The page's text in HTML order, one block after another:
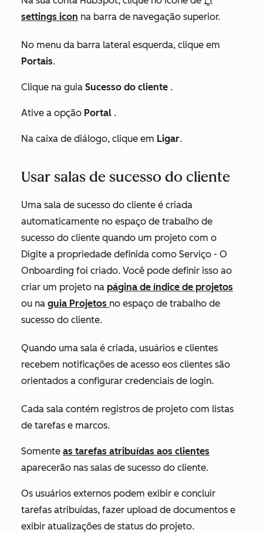
settings icon na barra de navegação superior.
No menu da barra lateral esquerda, clique em
Portais.
Clique na guia Sucesso do cliente .
Ative a opção Portal .
Na caixa de diálogo, clique em Ligar.
Usar salas de sucesso do cliente
Uma sala de sucesso do cliente é criada
automaticamente no espaço de trabalho de
sucesso do cliente quando um projeto com o
Digite a propriedade definida como Serviço - O
Onboarding foi criado. Você pode definir isso ao
criar um projeto na página de índice de projetos
ou na guia Projetos no espaço de trabalho de
sucesso do cliente.
Quando uma sala é criada, usuários e clientes
recebem notificações de acesso eos clientes são
orientados a configurar credenciais de login.
Cada sala contém registros de projeto com listas
de tarefas e marcos.
Somente as tarefas atribuídas aos clientes
aparecerão nas salas de sucesso do cliente.
Os usuários externos podem exibir e concluir
tarefas atribuídas, fazer upload de documentos e
exibir atualizações de status do projeto.